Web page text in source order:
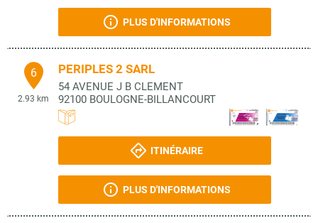
PLUS D'INFORMATIONS
6
2.93 km
PERIPLES 2 SARL
54 AVENUE J B CLEMENT
92100 BOULOGNE-BILLANCOURT
ITINÉRAIRE
PLUS D'INFORMATIONS